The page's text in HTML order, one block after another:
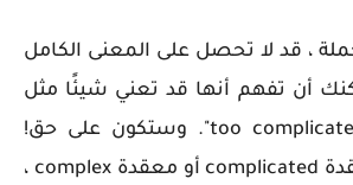
، قد لا تحصل على المعنى الكامل
أن تفهم أنها قد تعني شيئًا مثل
too". وستكون على حق!
معقدة تعني "معقدة complicated أو معقدة complex ،